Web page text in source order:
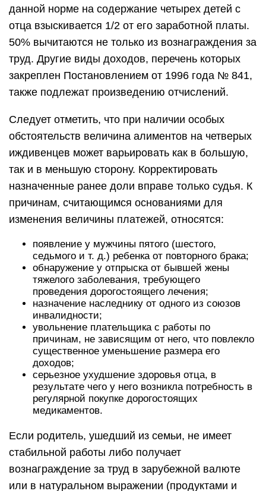
данной норме на содержание четырех детей с
отца взыскивается 1/2 от его заработной платы.
50% вычитаются не только из вознаграждения за
труд. Другие виды доходов, перечень которых
закреплен Постановлением от 1996 года № 841,
также подлежат произведению отчислений.
Следует отметить, что при наличии особых
обстоятельств величина алиментов на четверых
иждивенцев может варьировать как в большую,
так и в меньшую сторону. Корректировать
назначенные ранее доли вправе только судья. К
причинам, считающимся основаниями для
изменения величины платежей, относятся:
появление у мужчины пятого (шестого,
седьмого и т. д.) ребенка от повторного брака;
обнаружение у отпрыска от бывшей жены
тяжелого заболевания, требующего
проведения дорогостоящего лечения;
назначение наследнику от одного из союзов
инвалидности;
увольнение плательщика с работы по
причинам, не зависящим от него, что повлекло
существенное уменьшение размера его
доходов;
серьезное ухудшение здоровья отца, в
результате чего у него возникла потребность в
регулярной покупке дорогостоящих
медикаментов.
Если родитель, ушедший из семьи, не имеет
стабильной работы либо получает
вознаграждение за труд в зарубежной валюте
или в натуральном выражении (продуктами и